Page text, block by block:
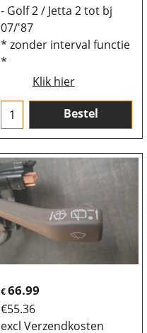
- Golf 2 / Jetta 2 tot bj
07/'87
* zonder interval functie
*
Klik hier
Bestel
€66.99
€55.36
excl Verzendkosten